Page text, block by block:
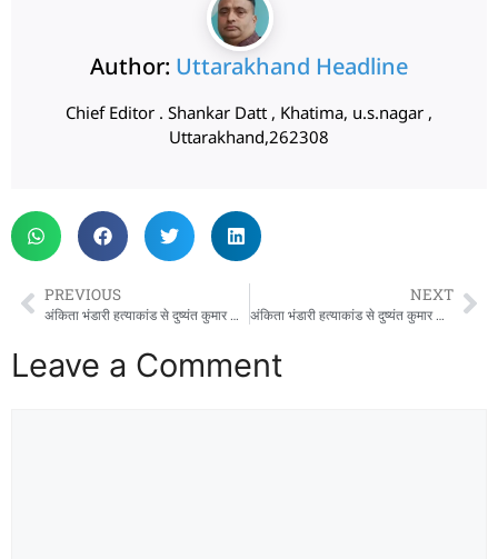
Author: Uttarakhand Headline
Chief Editor . Shankar Datt , Khatima, u.s.nagar ,
Uttarakhand,262308
PREVIOUS
अंकिता भंडारी हत्याकांड से दुष्यंत कुमार का नाम जोड़ने पर दिल्ली हाईकोर्ट सख्त, 24 घंटे में सोशल मीडिया कंटेंट हटाने के निर्देश
NEXT
अंकिता भंडारी हत्याकांड से दुष्यंत कुमार का नाम जोड़ने पर दिल्ली हाईकोर्ट सख्त, 24 घंटे में सोशल मीडिया कंटेंट हटाने के निर्देश
Leave a Comment